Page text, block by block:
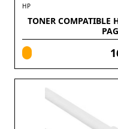
HP
TONER COMPATIBLE